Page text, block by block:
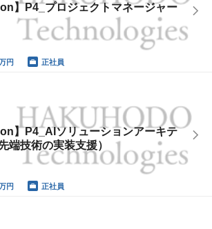
】P4_プロジェクトマネージャー
円 正社員
】P4_AIソリューションアーキテ
端技術の実装支援）
円 正社員